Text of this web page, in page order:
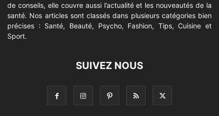
de conseils, elle couvre aussi l’actualité et les nouveautés de la
santé. Nos articles sont classés dans plusieurs catégories bien
précises : Santé, Beauté, Psycho, Fashion, Tips, Cuisine et
Sport.
SUIVEZ NOUS